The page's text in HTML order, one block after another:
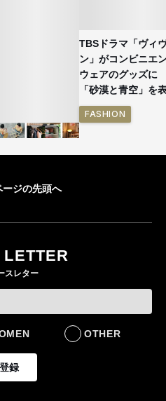
ンナップ
TBSドラマ「ヴィ
ン」がコンビニエ
ウェアのグッズ
「砂漠と青空」を
FASHION
ージの先頭へ
LETTER
スレター
OTHER
登録